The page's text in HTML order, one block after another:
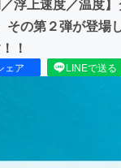
浮上速度／温度
その第２弾が登
！
ェア LINEで送る